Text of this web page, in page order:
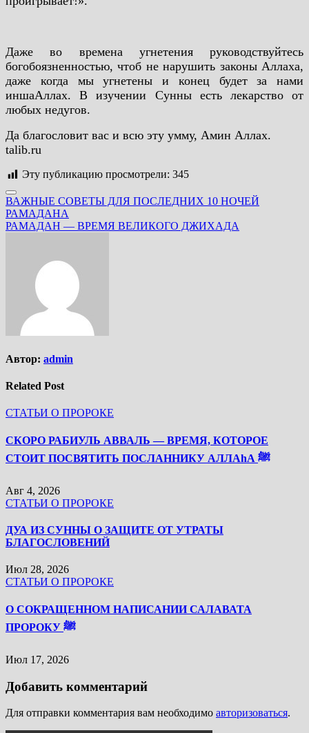
Даже во времена угнетения руководствуйтесь
богобоязненностью, чтоб не нарушить законы Аллаха,
даже когда мы угнетены и конец будет за нами
иншаАллах. В изучении Сунны есть лекарство от
любых недугов.
Да благословит вас и всю эту умму, Амин Аллах.
talib.ru
Эту публикацию просмотрели: 345
Навигация
по
ВАЖНЫЕ СОВЕТЫ ДЛЯ ПОСЛЕДНИХ 10 НОЧЕЙ
РАМАДАНА
РАМАДАН — ВРЕМЯ ВЕЛИКОГО ДЖИХАДА
Автор: admin
Related Post
СТАТЬИ О ПРОРОКЕ
СКОРО РАБИУЛЬ АВВАЛЬ — ВРЕМЯ, КОТОРОЕ
СТОИТ ПОСВЯТИТЬ ПОСЛАННИКУ АЛЛАhА ﷺ
Авг 4, 2026
СТАТЬИ О ПРОРОКЕ
ДУА ИЗ СУННЫ О ЗАЩИТЕ ОТ УТРАТЫ
БЛАГОСЛОВЕНИЙ
Июл 28, 2026
СТАТЬИ О ПРОРОКЕ
О СОКРАЩЕННОМ НАПИСАНИИ САЛАВАТА
ПРОРОКУ ﷺ
Июл 17, 2026
Добавить комментарий
Для отправки комментария вам необходимо авторизоваться.